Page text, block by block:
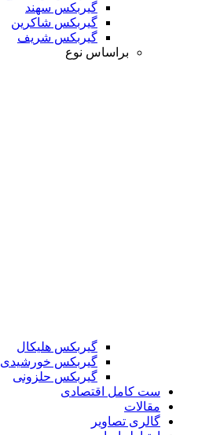
گیربکس سهند
گیربکس شاکرین
گیربکس شریف
براساس نوع
گیربکس هلیکال
گیربکس خورشیدی
گیربکس حلزونی
ست کامل اقتصادی
مقالات
گالری تصاویر